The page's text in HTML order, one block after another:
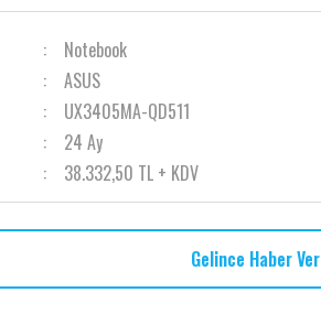
Notebook
ASUS
UX3405MA-QD511
24 Ay
38.332,50 TL + KDV
Gelince Haber Ver